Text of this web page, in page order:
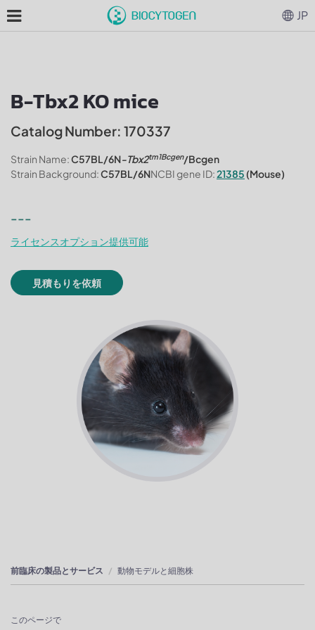
B-Tbx2 KO mice
Catalog Number: 170337
Strain Name:C57BL/6N-Tbx2tm1Bcgen/Bcgen
Strain Background:C57BL/6NNCBI gene ID:21385 (Mouse)
---
ライセンスオプション提供可能
見積もりを依頼
前臨床の製品とサービス 動物モデルと細胞株
このページで
JP